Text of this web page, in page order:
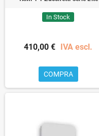
In Stock
410,00 € IVA escl.
COMPRA